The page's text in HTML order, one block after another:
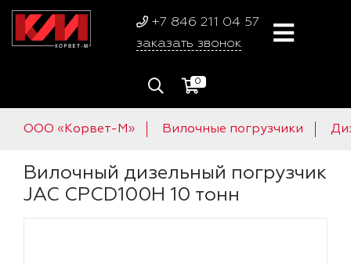
+7 846 211 04 57
заказать звонок
0
ООО «Корвет-М» Вилочные погрузчики
Вилочный дизельный погрузчик
JAC CPCD100H 10 тонн